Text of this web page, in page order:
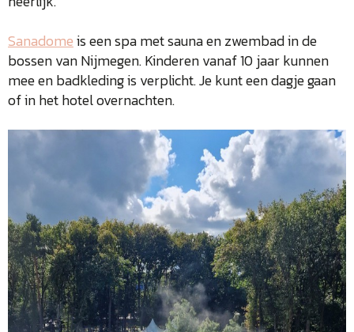
Sanadomeis een spa met sauna en zwembad in de
bossen van Nijmegen. Kinderen vanaf 10 jaar kunnen
mee en badkleding is verplicht. Je kunt een dagje gaan
of in het hotel overnachten.